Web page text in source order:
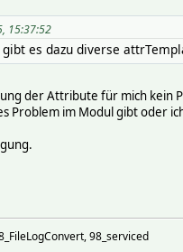
15:37:52
es dazu diverse
der Attribute für mich kein
Problem im Modul gibt oder
98_serviced